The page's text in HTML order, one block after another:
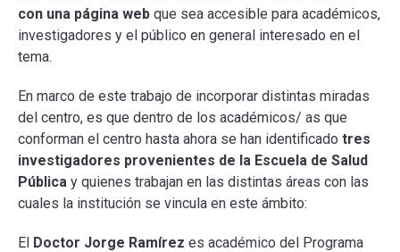
con una página web que sea accesible para académicos,
investigadores y el público en general interesado en el
tema.
En marco de este trabajo de incorporar distintas miradas
del centro, es que dentro de los académicos/ as que
conforman el centro hasta ahora se han identificado tres
investigadores provenientes de la Escuela de Salud
Pública y quienes trabajan en las distintas áreas con las
cuales la institución se vincula en este ámbito:
El Doctor Jorge Ramírez es académico del Programa